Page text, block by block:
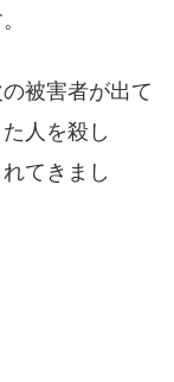
被害者が出て
人を殺し
てきまし